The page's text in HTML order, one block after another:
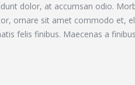
dolor, at accumsan odio.
ornare sit amet commodo et,
felis finibus. Maecenas a